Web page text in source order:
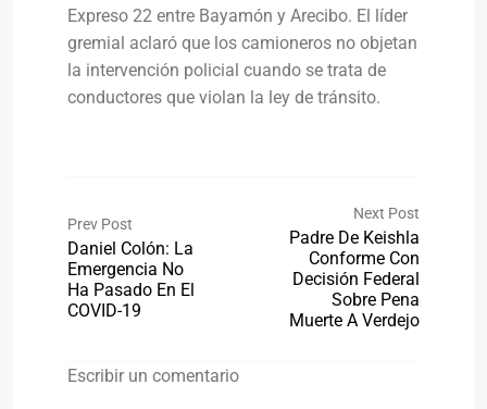
Expreso 22 entre Bayamón y Arecibo. El líder
gremial aclaró que los camioneros no objetan
la intervención policial cuando se trata de
conductores que violan la ley de tránsito.
Prev Post
Daniel Colón: La
Emergencia No
Ha Pasado En El
COVID-19
Next Post
Padre De Keishla
Conforme Con
Decisión Federal
Sobre Pena
Muerte A Verdejo
Escribir un comentario